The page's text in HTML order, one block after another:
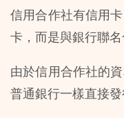
信用合作社有信用
卡，而是與銀行聯名
由於信用合作社的
普通銀行一樣直接發